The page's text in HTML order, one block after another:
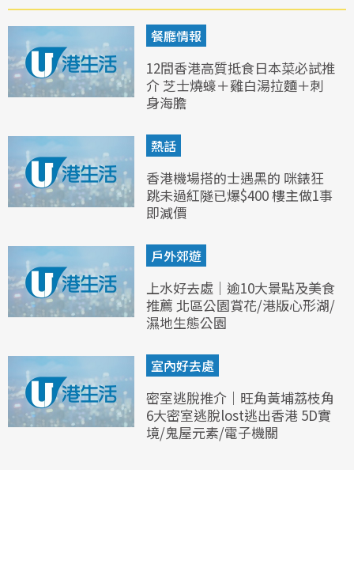
餐廳情報
12間香港高質抵食日本菜必試推
介 芝士燒蠔＋雞白湯拉麵＋刺
身海膽
熱話
香港機場搭的士遇黑的 咪錶狂
跳未過紅隧已爆$400 樓主做1事
即減價
戶外郊遊
上水好去處｜逾10大景點及美食
推薦 北區公園賞花/港版心形湖/
濕地生態公園
室內好去處
密室逃脫推介｜旺角黃埔荔枝角
6大密室逃脫lost逃出香港 5D實
境/鬼屋元素/電子機關